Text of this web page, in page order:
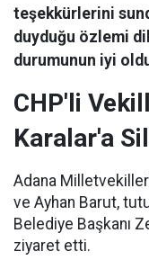
teşekkürlerini
duyduğu özlemi
durumunun iyi
CHP'li
Karalar'a
Adana
ve Ayhan Barut,
Belediye Başkanı
ziyaret etti.